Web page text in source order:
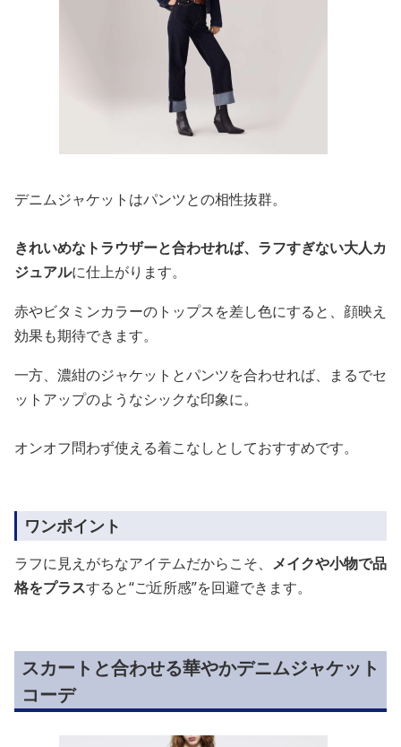
デニムジャケットはパンツとの相性抜群。
きれいめなトラウザーと合わせれば、ラフすぎない大人カ
ジュアルに仕上がります。
赤やビタミンカラーのトップスを差し色にすると、顔映え
効果も期待できます。
一方、濃紺のジャケットとパンツを合わせれば、まるでセ
ットアップのようなシックな印象に。
オンオフ問わず使える着こなしとしておすすめです。
ワンポイント
ラフに見えがちなアイテムだからこそ、 メイクや小物で品
格をプラスすると“ご近所感”を回避できます。
スカートと合わせる華やかデニムジャケット
コーデ